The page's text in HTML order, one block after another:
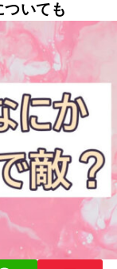
ついても